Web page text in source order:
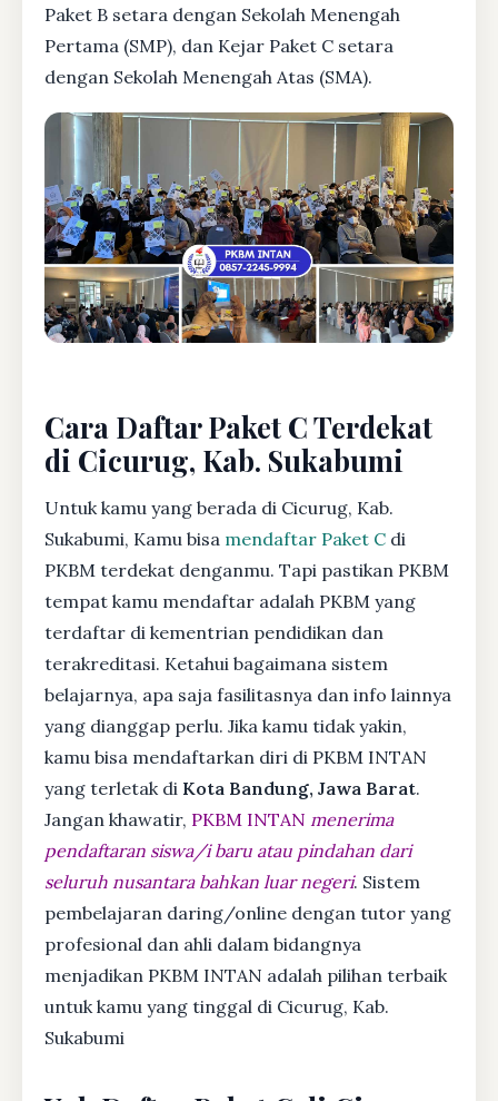
Paket B setara dengan Sekolah Menengah
Pertama (SMP), dan Kejar Paket C setara
dengan Sekolah Menengah Atas (SMA).
Cara Daftar Paket C Terdekat
di Cicurug, Kab. Sukabumi
Untuk kamu yang berada di Cicurug, Kab.
Sukabumi, Kamu bisa mendaftar Paket C di
PKBM terdekat denganmu. Tapi pastikan PKBM
tempat kamu mendaftar adalah PKBM yang
terdaftar di kementrian pendidikan dan
terakreditasi. Ketahui bagaimana sistem
belajarnya, apa saja fasilitasnya dan info lainnya
yang dianggap perlu. Jika kamu tidak yakin,
kamu bisa mendaftarkan diri di PKBM INTAN
yang terletak di Kota Bandung, Jawa Barat.
Jangan khawatir, PKBM INTAN menerima
pendaftaran siswa/i baru atau pindahan dari
seluruh nusantara bahkan luar negeri. Sistem
pembelajaran daring/online dengan tutor yang
profesional dan ahli dalam bidangnya
menjadikan PKBM INTAN adalah pilihan terbaik
untuk kamu yang tinggal di Cicurug, Kab.
Sukabumi